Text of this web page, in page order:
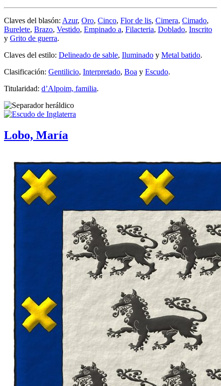
Claves del blasón: Azur, Oro, Cinco, Flor de lis, Cimera, Cimado,
Burelete, Brazo, Vestido, Empinado a, Filacteria, Doblado, Inscrito
y Grito de guerra.
Claves del estilo: Delineado de sable, Iluminado y Metal batido.
Clasificación: Gentilicio, Interpretado, Boa y Escudo.
Titularidad: d’Alpoim, familia.
Lobo, María